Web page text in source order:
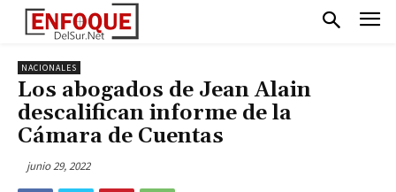
NACIONALES
Los abogados de Jean Alain
descalifican informe de la
Cámara de Cuentas
junio 29, 2022